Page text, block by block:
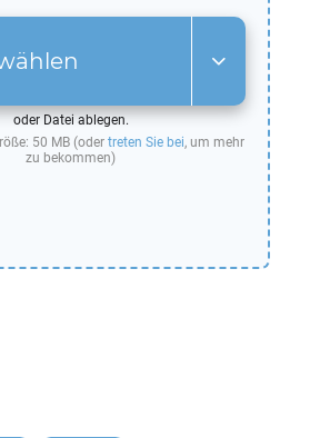
oder Datei ablegen.
50 MB (oder treten Sie bei, um mehr
zu bekommen)